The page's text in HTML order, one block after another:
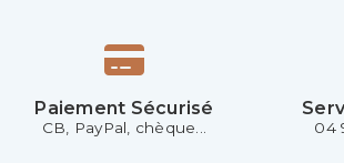
Paiement Sécurisé
CB, PayPal, chèque... 04